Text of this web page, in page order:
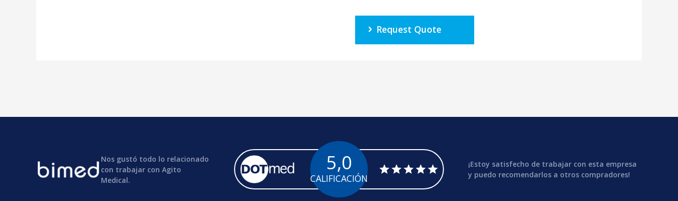
Request Quote
Nos gustó todo lo relacionado
con trabajar con Agito
Medical.
5,0
CALIFICACIÓN
¡Estoy satisfecho de trabajar con esta empresa
y puedo recomendarlos a otros compradores!